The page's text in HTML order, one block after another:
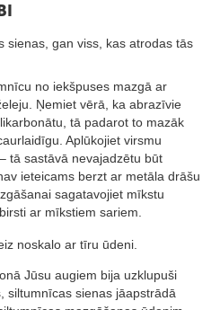
sienas, gan viss, kas atrodas tās
no iekšpuses mazgā ar
Ņemiet vērā, ka abrazīvie
tā padarot to mazāk
Aplūkojiet virsmu
tā sastāvā nevajadzētu būt
ieteicams berzt ar metāla drāšu
sagatavojiet mīkstu
ar mīkstiem sariem.
noskalo ar tīru ūdeni.
Jūsu augiem bija uzklupuši
siltumnīcas sienas jāapstrādā